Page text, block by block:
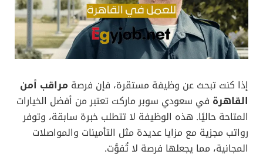
إذا كنت تبحث عن وظيفة مستقرة، فإن فرصة مراقب أمن
القاهرة في سعودي سوبر ماركت تعتبر من أفضل الخيارات
المتاحة حاليًا. هذه الوظيفة لا تتطلب خبرة سابقة، وتوفر
رواتب مجزية مع مزايا عديدة مثل التأمينات والمواصلات
المجانية، مما يجعلها فرصة لا تُفوَّت.